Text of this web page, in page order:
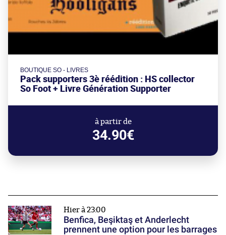
BOUTIQUE SO - LIVRES
Pack supporters 3è réédition : HS collector
So Foot + Livre Génération Supporter
à partir de
34.90€
Hier à 23:00
Benfica, Beşiktaş et Anderlecht
prennent une option pour les barrages